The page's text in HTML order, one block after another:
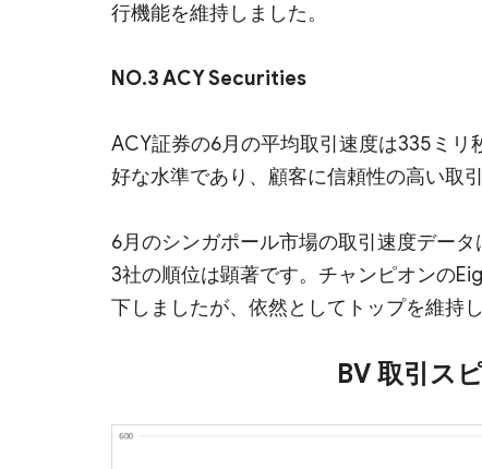
行機能を維持しました。
NO.3 ACY Securities
ACY証券の6月の平均取引速度は335ミ
好な水準であり、顧客に信頼性の高い取
6月のシンガポール市場の取引速度デー
3社の順位は顕著です。チャンピオンの
下しましたが、依然としてトップを維持
BV 取引ス